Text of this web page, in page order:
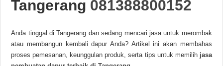
Tangerang 081388800152
Anda tinggal di Tangerang dan sedang mencari jasa untuk merombak
atau membangun kembali dapur Anda? Artikel ini akan membahas
proses pemesanan, keunggulan produk, serta tips untuk memilih jasa